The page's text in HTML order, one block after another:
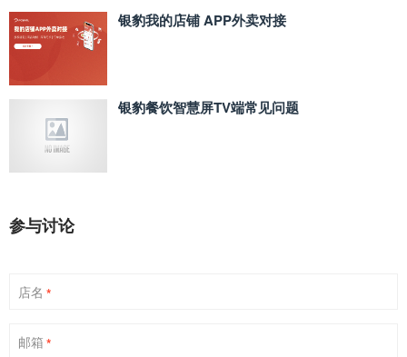
银豹我的店铺 APP外卖对接
银豹餐饮智慧屏TV端常见问题
参与讨论
店名 *
邮箱 *